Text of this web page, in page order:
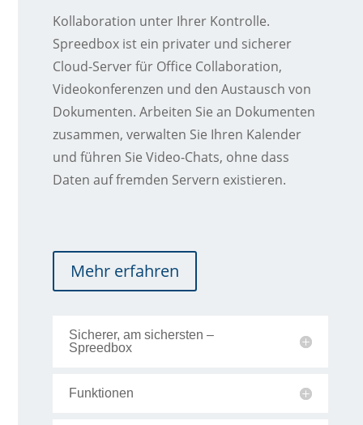
Kollaboration unter Ihrer Kontrolle.
Spreedbox ist ein privater und sicherer
Cloud-Server für Office Collaboration,
Videokonferenzen und den Austausch von
Dokumenten. Arbeiten Sie an Dokumenten
zusammen, verwalten Sie Ihren Kalender
und führen Sie Video-Chats, ohne dass
Daten auf fremden Servern existieren.
Mehr erfahren
Sicherer, am sichersten –
Spreedbox
Funktionen